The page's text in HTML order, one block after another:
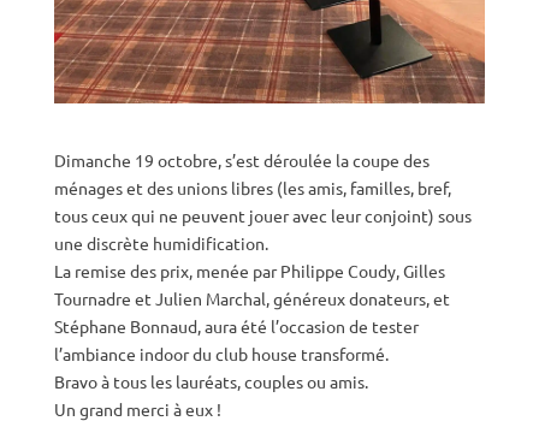
Dimanche 19 octobre, s’est déroulée la coupe des
ménages et des unions libres (les amis, familles, bref,
tous ceux qui ne peuvent jouer avec leur conjoint) sous
une discrète humidification.
La remise des prix, menée par Philippe Coudy, Gilles
Tournadre et Julien Marchal, généreux donateurs, et
Stéphane Bonnaud, aura été l’occasion de tester
l’ambiance indoor du club house transformé.
Bravo à tous les lauréats, couples ou amis.
Un grand merci à eux !